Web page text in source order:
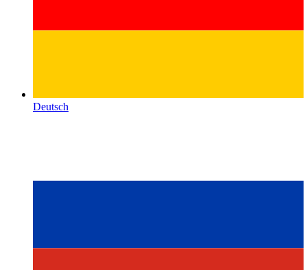
Deutsch